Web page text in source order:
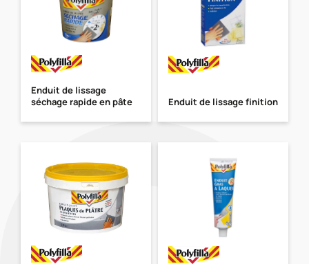
Enduit de lissage
séchage rapide en pâte
Enduit de lissage finition